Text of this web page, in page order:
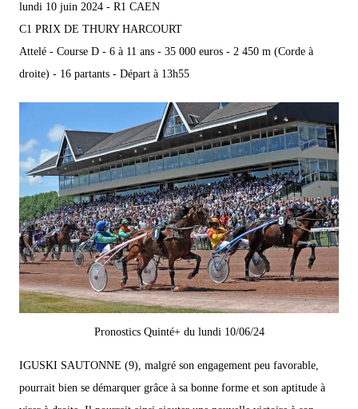
lundi 10 juin 2024 - R1 CAEN
C1 PRIX DE THURY HARCOURT
Attelé - Course D - 6 à 11 ans - 35 000 euros - 2 450 m (Corde à
droite) - 16 partants - Départ à 13h55
Pronostics Quinté+ du lundi 10/06/24
IGUSKI SAUTONNE (9), malgré son engagement peu favorable,
pourrait bien se démarquer grâce à sa bonne forme et son aptitude à